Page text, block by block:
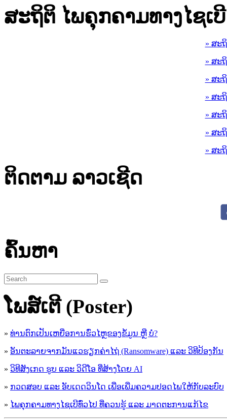
ສະຖິຕິ ໄພຄຸກຄາມທາງໄຊເບີ
» ສະ
» ສະ
» ສະ
» ສະ
» ສະ
» ສະ
» ສະ
ຕິດຕາມ ລາວເຊີດ
ຄົ້ນຫາ
ໂພສ໌ເຕີ (Poster)
» ທ່ານຕົກເປັນເຫຍື່ອການຮົ່ວໄຫຼຂອງຂໍ້ມູນ ຫຼື ບໍ່?
» ອັນຕະລາຍຈາກມັນແວຮຽກຄ່າໄຖ່ (Ransomware) ແລະ ວິທີປ້ອງກັນ
» ວິທີສັງເກດ ຮູບ ແລະ ວິດີໂອ ທີ່ສ້າງໂດຍ AI
» ກວດສອບ ແລະ ອັບເດດວິນໂດ ເພື່ອເພີ່ມຄວາມປອດໄພໃຫ້ກັບລະບົບ
» ໄພຄຸກຄາມທາງໄຊເບີທົ່ວໄປ ທີ່ຄວນຮູ້ ແລະ ມາດຕະການແກ້ໄຂ